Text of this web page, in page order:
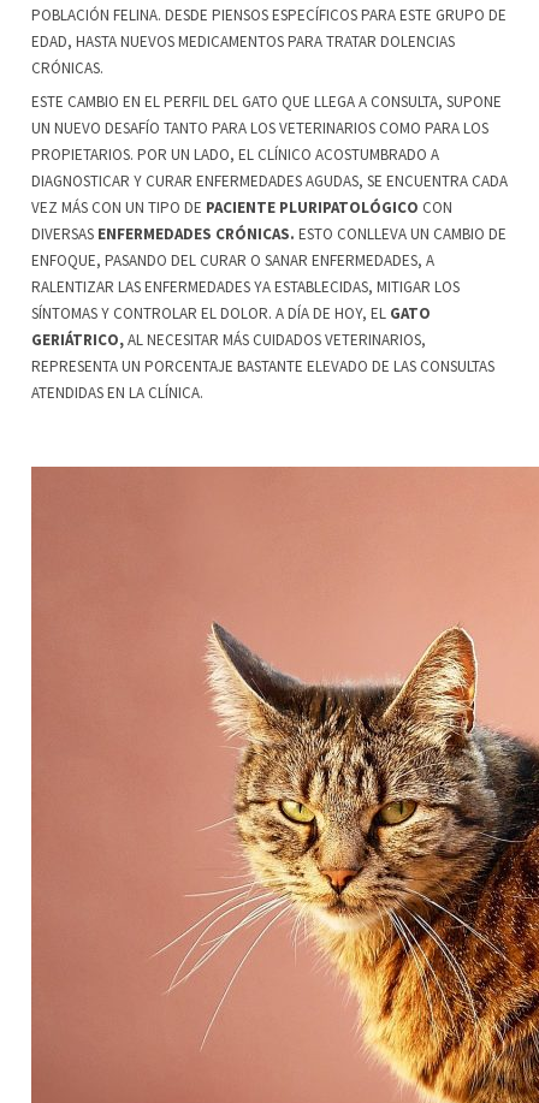
POBLACIÓN FELINA. DESDE PIENSOS ESPECÍFICOS PARA ESTE GRUPO DE
EDAD, HASTA NUEVOS MEDICAMENTOS PARA TRATAR DOLENCIAS
CRÓNICAS.
ESTE CAMBIO EN EL PERFIL DEL GATO QUE LLEGA A CONSULTA, SUPONE
UN NUEVO DESAFÍO TANTO PARA LOS VETERINARIOS COMO PARA LOS
PROPIETARIOS. POR UN LADO, EL CLÍNICO ACOSTUMBRADO A
DIAGNOSTICAR Y CURAR ENFERMEDADES AGUDAS, SE ENCUENTRA CADA
VEZ MÁS CON UN TIPO DE PACIENTE PLURIPATOLÓGICO CON
DIVERSAS ENFERMEDADES CRÓNICAS. ESTO CONLLEVA UN CAMBIO DE
ENFOQUE, PASANDO DEL CURAR O SANAR ENFERMEDADES, A
RALENTIZAR LAS ENFERMEDADES YA ESTABLECIDAS, MITIGAR LOS
SÍNTOMAS Y CONTROLAR EL DOLOR. A DÍA DE HOY, EL GATO
GERIÁTRICO,AL NECESITAR MÁS CUIDADOS VETERINARIOS,
REPRESENTA UN PORCENTAJE BASTANTE ELEVADO DE LAS CONSULTAS
ATENDIDAS EN LA CLÍNICA.